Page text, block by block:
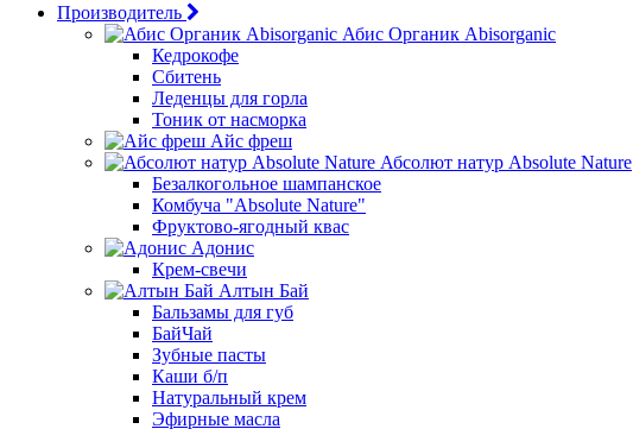
Производитель
Абис Органик Abisorganic
Кедрокофе
Сбитень
Леденцы для горла
Тоник от насморка
Айс фреш
Абсолют натур Absolute Nature
Безалкогольное шампанское
Комбуча "Absolute Nature"
Фруктово-ягодный квас
Адонис
Крем-свечи
Алтын Бай
Бальзамы для губ
БайЧай
Зубные пасты
Каши б/п
Натуральный крем
Эфирные масла